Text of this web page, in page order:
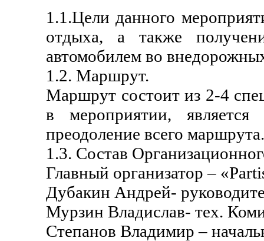
1.1.Цели данного
отдыха, а также
автомобилем во
1.2. Маршрут.
Маршрут состоит из 2-4
в мероприятии,
преодоление всего маршрута.
1.3. Состав
Главный организатор –
Дубакин Андрей-
Мурзин Владислав- тех.
Степанов Владимир –